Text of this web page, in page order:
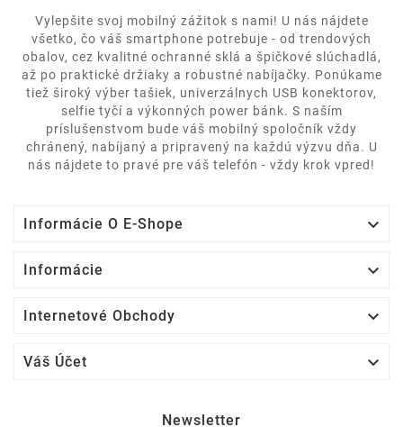
Vylepšite svoj mobilný zážitok s nami! U nás nájdete
všetko, čo váš smartphone potrebuje - od trendových
obalov, cez kvalitné ochranné sklá a špičkové slúchadlá,
až po praktické držiaky a robustné nabíjačky. Ponúkame
tiež široký výber tašiek, univerzálnych USB konektorov,
selfie tyčí a výkonných power bánk. S naším
príslušenstvom bude váš mobilný spoločník vždy
chránený, nabíjaný a pripravený na každú výzvu dňa. U
nás nájdete to pravé pre váš telefón - vždy krok vpred!
Informácie O E-Shope 
Informácie 
Internetové Obchody 
Váš Účet 
Newsletter